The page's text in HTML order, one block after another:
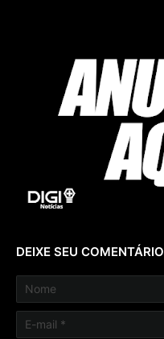
DEIXE SEU COMENTÁRIO